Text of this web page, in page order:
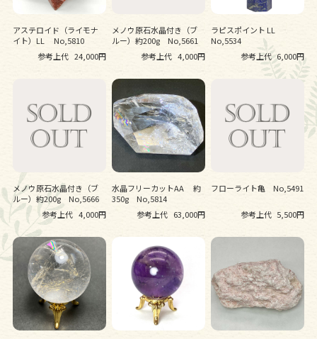
アステロイド（ライモナ
イト）LL No,5810
参考上代 24,000円
メノウ原石水晶付き（ブ
ルー）約200g No,5661
参考上代 4,000円
ラピスポイント LL
No,5534
参考上代 6,000円
メノウ原石水晶付き（ブ
ルー）約200g No,5666
参考上代 4,000円
水晶フリーカットAA 約
350g No,5814
参考上代 63,000円
フローライト亀 No,5491
参考上代 5,500円